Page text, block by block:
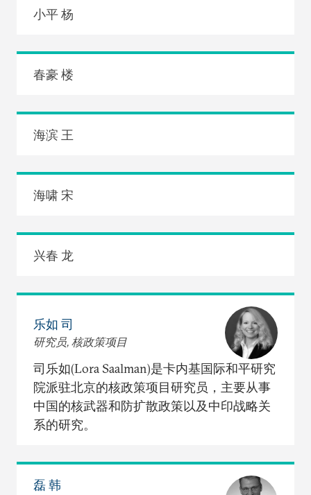
小平 杨
春豪 楼
海滨 王
海啸 宋
兴春 龙
乐如 司
研究员, 核政策项目
司乐如(Lora Saalman)是卡内基国际和平研究
院派驻北京的核政策项目研究员，主要从事
中国的核武器和防扩散政策以及中印战略关
系的研究。
磊 韩